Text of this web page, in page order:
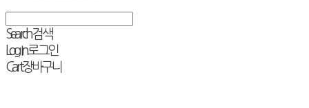
Search검색
Log In로그인
Cart장바구니